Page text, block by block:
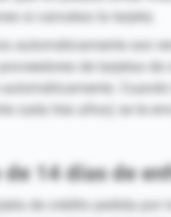
si cancelas la tarjeta.
automáticamente son
de tarjetas de
automáticamente.
cada tres años) se te
14 días de
de crédito pedida por